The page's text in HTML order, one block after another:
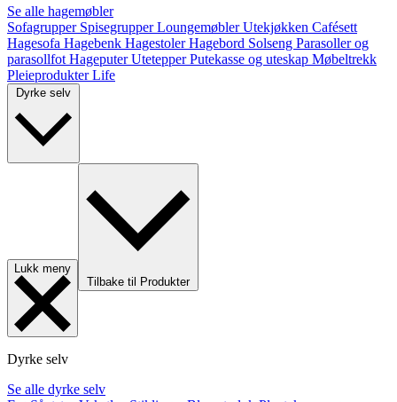
Se alle hagemøbler
Sofagrupper SpisegrupperLoungemøblerUtekjøkken Cafésett
Hagesofa Hagebenk HagestolerHagebord Solseng Parasoller og
parasollfot HageputerUtetepperPutekasse og uteskap Møbeltrekk
PleieprodukterLife
Lukk meny
Tilbake til Produkter
Dyrke selv
Se alle dyrke selv